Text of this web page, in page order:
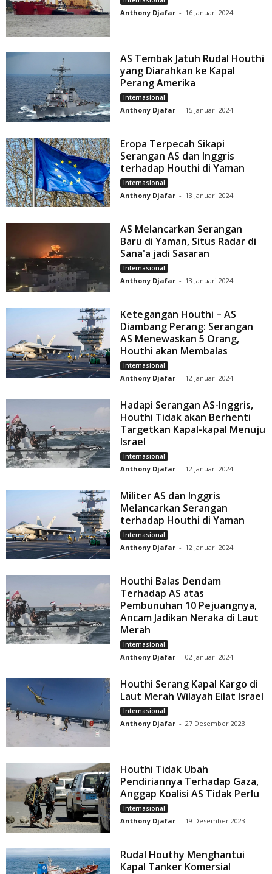
Anthony Djafar - 16 Januari 2024
AS Tembak Jatuh Rudal Houthi
yang Diarahkan ke Kapal
Perang Amerika
Internasional
Anthony Djafar - 15 Januari 2024
Eropa Terpecah Sikapi
Serangan AS dan Inggris
terhadap Houthi di Yaman
Internasional
Anthony Djafar - 13 Januari 2024
AS Melancarkan Serangan
Baru di Yaman, Situs Radar di
Sana'a jadi Sasaran
Internasional
Anthony Djafar - 13 Januari 2024
Ketegangan Houthi – AS
Diambang Perang: Serangan
AS Menewaskan 5 Orang,
Houthi akan Membalas
Internasional
Anthony Djafar - 12 Januari 2024
Hadapi Serangan AS-Inggris,
Houthi Tidak akan Berhenti
Targetkan Kapal-kapal Menuju
Israel
Internasional
Anthony Djafar - 12 Januari 2024
Militer AS dan Inggris
Melancarkan Serangan
terhadap Houthi di Yaman
Internasional
Anthony Djafar - 12 Januari 2024
Houthi Balas Dendam
Terhadap AS atas
Pembunuhan 10 Pejuangnya,
Ancam Jadikan Neraka di Laut
Merah
Internasional
Anthony Djafar - 02 Januari 2024
Houthi Serang Kapal Kargo di
Laut Merah Wilayah Eilat Israel
Internasional
Anthony Djafar - 27 Desember 2023
Houthi Tidak Ubah
Pendiriannya Terhadap Gaza,
Anggap Koalisi AS Tidak Perlu
Internasional
Anthony Djafar - 19 Desember 2023
Rudal Houthy Menghantui
Kapal Tanker Komersial